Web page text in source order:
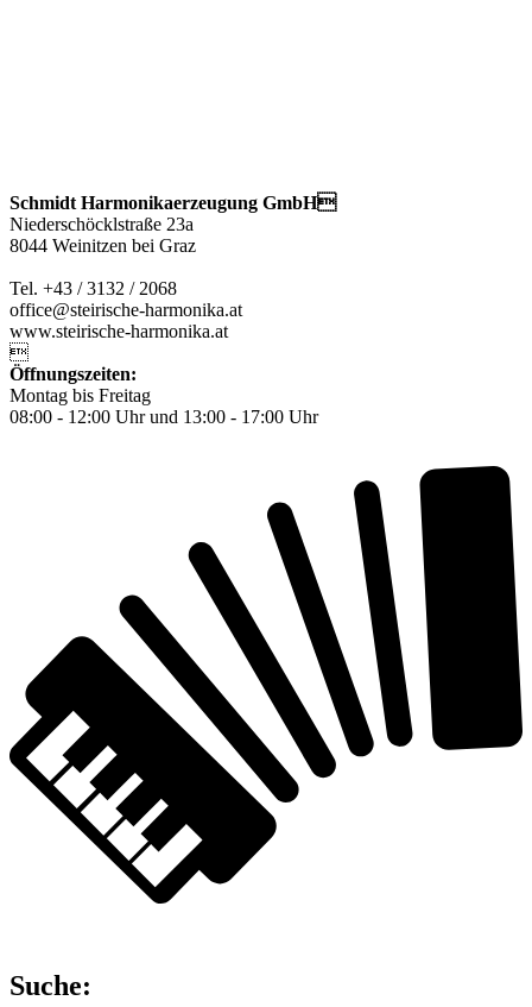
Schmidt Harmonikaerzeugung GmbH
Niederschöcklstraße 23a
8044 Weinitzen bei Graz
Tel. +43 / 3132 / 2068
office@steirische-harmonika.at
www.steirische-harmonika.at

Öffnungszeiten:
Montag bis Freitag
08:00 - 12:00 Uhr und 13:00 - 17:00 Uhr
Suche: